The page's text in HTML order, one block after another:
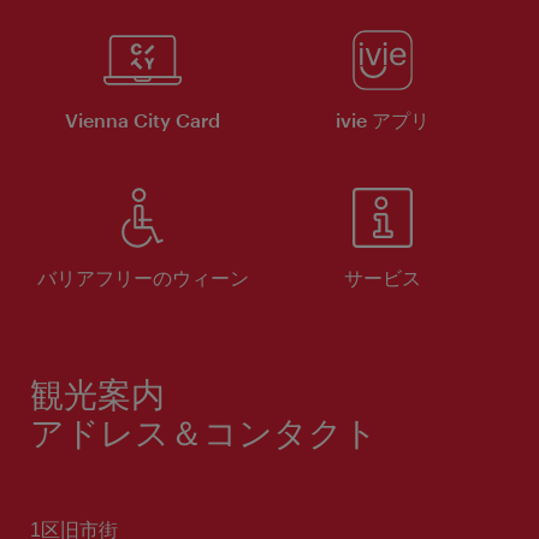
Vienna City Card ivie アプリ
バリアフリーのウィーン サービス
観光案内
アドレス＆コンタクト
1区旧市街